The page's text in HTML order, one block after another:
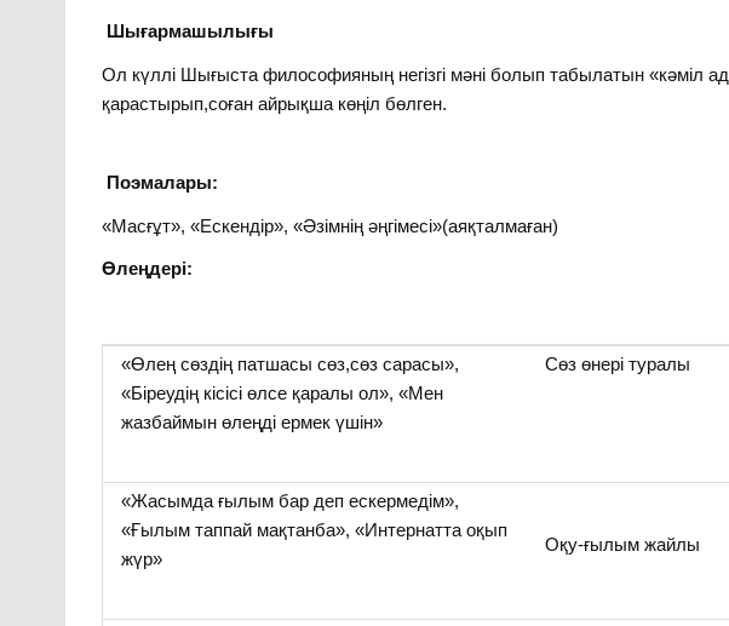
Шығармашылығы
Ол күллі Шығыста философияның негізгі мәні болып табылатын «кәміл
қарастырып,соған айрықша көңіл бөлген.
Поэмалары:
«Масғұт», «Ескендір», «Әзімнің әңгімесі»(аяқталмаған)
Өлеңдері:
«Өлең сөздің патшасы сөз,сөз сарасы»,
«Біреудің кісісі өлсе қаралы ол», «Мен
жазбаймын өлеңді ермек үшін»
Сөз өнері туралы
«Жасымда ғылым бар деп ескермедім»,
«Ғылым таппай мақтанба», «Интернатта оқып
жүр»
Оқу-ғылым жайлы